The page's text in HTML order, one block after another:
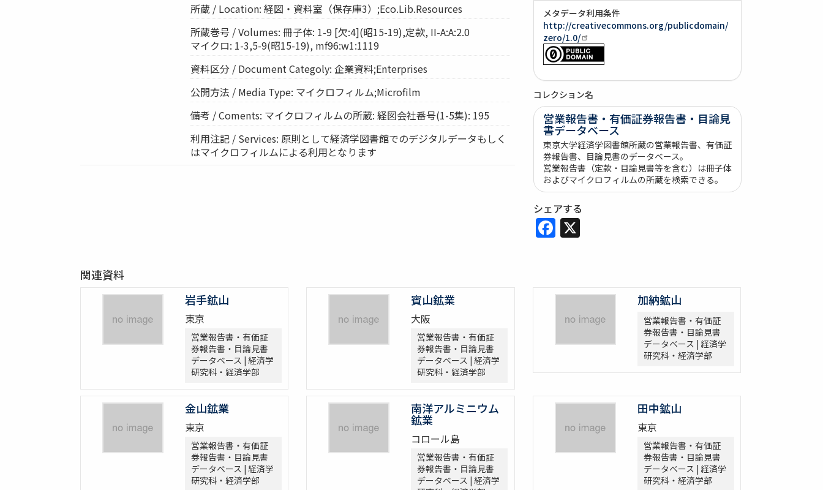
所蔵 / Location: 経図・資料室（保存庫3）;Eco.Lib.Resources
所蔵巻号 / Volumes: 冊子体: 1-9 [欠:4](昭15-19),定款, II-A:A:2.0
マイクロ: 1-3,5-9(昭15-19), mf96:w1:1119
資料区分 / Document Categoly: 企業資料;Enterprises
公開方法 / Media Type: マイクロフィルム;Microfilm
備考 / Coments: マイクロフィルムの所蔵: 経図会社番号(1-5集): 195
利用注記 / Services: 原則として経済学図書館でのデジタルデータもしく
はマイクロフィルムによる利用となります
メタデータ利用条件
http://creativecommons.org/publicdomain/
zero/1.0/
コレクション名
営業報告書・有価証券報告書・目論見
書データベース
東京大学経済学図書館所蔵の営業報告書、有価証
券報告書、目論見書のデータベース。
営業報告書（定款・目論見書等を含む）は冊子体
およびマイクロフィルムの所蔵を検索できる。
シェアする
Facebook
X
関連資料
岩手鉱山
東京
営業報告書・有価証
券報告書・目論見書
データベース | 経済学
研究科・経済学部
賓山鉱業
大阪
営業報告書・有価証
券報告書・目論見書
データベース | 経済学
研究科・経済学部
加納鉱山
営業報告書・有価証
券報告書・目論見書
データベース | 経済学
研究科・経済学部
金山鉱業
東京
営業報告書・有価証
券報告書・目論見書
データベース | 経済学
研究科・経済学部
南洋アルミニウム
鉱業
コロール島
営業報告書・有価証
券報告書・目論見書
データベース | 経済学
田中鉱山
東京
営業報告書・有価証
券報告書・目論見書
データベース | 経済学
研究科・経済学部